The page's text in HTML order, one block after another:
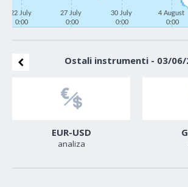
22 July
0:00
27 July
0:00
30 July
0:00
4 August
0:00
Ostali instrumenti - 03/06/
EUR-USD
analiza